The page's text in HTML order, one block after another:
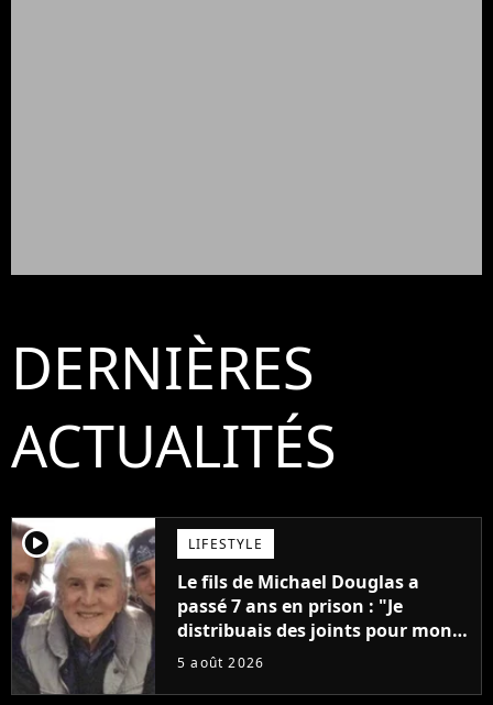
DERNIÈRES
ACTUALITÉS
player2 LIFESTYLE
Le fils de Michael Douglas a
passé 7 ans en prison : "Je
distribuais des joints pour mon
père"
5 août 2026